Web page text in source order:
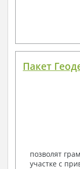
Пакет
позволят
участке с